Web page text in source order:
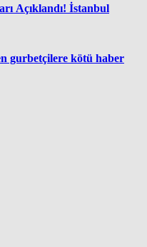
Açıklandı! İstanbul
gurbetçilere kötü haber